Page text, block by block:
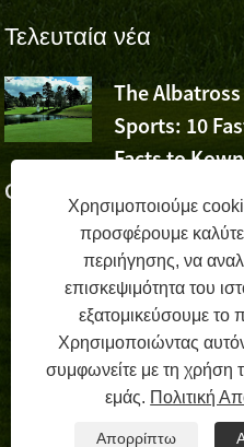
Τελευταία νέα
The Albatross
Sports: 10
Facts to Kown
Golf (Μέρος 1)
Copyright © 2024 Zhangzhou
Με επιφύλαξη
Συνδέσεις|Sitemap
Χρησιμοποιούμε
προσφέρουμε
περιήγησης, να
επισκεψιμότητα του
εξατομικεύσουμε το
Χρησιμοποιώντας
συμφωνείτε με τη
εμάς. Πολιτική
Απορρίπτω